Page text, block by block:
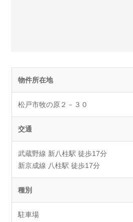
物件所在地
松戸市牧の原２－３０
交通
武蔵野線 新八柱駅 徒歩17分
新京成線 八柱駅 徒歩17分
種別
駐車場